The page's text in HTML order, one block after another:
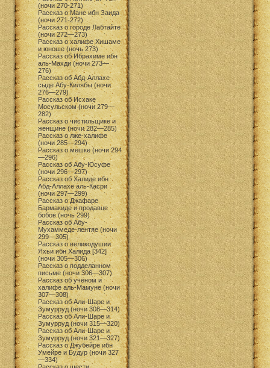
(ночи 270-271)
Рассказ о Мане ибн Заида
(ночи 271-272)
Рассказ о городе Лабтайте
(ночи 272—273)
Рассказ о халифе Хишаме
и юноше (ночь 273)
Рассказ об Ибрахиме ибн
аль-Махди (ночи 273—
276)
Рассказ об Абд-Аллахе
сыде Абу-Килябы (ночи
276—279)
Рассказ об Исхаке
Мосульском (ночи 279—
282)
Рассказ о чистильщике и
женщине (ночи 282—285)
Рассказ о лже-халифе
(ночи 285—294)
Рассказ о мешке (ночи 294
—296)
Рассказ об Абу-Юсуфе
(ночи 296—297)
Рассказ об Халиде ибн
Абд-Аллахе аль-Касри
(ночи 297—299)
Рассказ о Джафаре
Бармакиде и продавце
бобов (ночь 299)
Рассказ об Абу-
Мухаммеде-лентяе (ночи
299—305)
Рассказ о великодушии
Яхьи ибн Халида [342]
(ночи 305—306)
Рассказ о подделанном
письме (ночи 306—307)
Рассказ об учёном и
халифе аль-Мамуне (ночи
307—308)
Рассказ об Али-Шаре и
Зумурруд (ночи 308—314)
Рассказ об Али-Шаре и
Зумурруд (ночи 315—320)
Рассказ об Али-Шаре и
Зумурруд (ночи 321—327)
Рассказ о Джубейре ибн
Умейре и Будур (ночи 327
—334)